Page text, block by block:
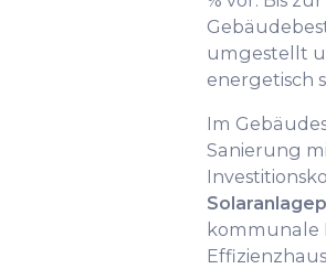
umgestellt
energetisch
Im
Sanierung
kommunale